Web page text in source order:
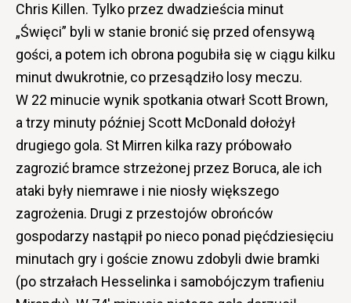
Chris Killen. Tylko przez dwadzieścia minut
„Święci” byli w stanie bronić się przed ofensywą
gości, a potem ich obrona pogubiła się w ciągu kilku
minut dwukrotnie, co przesądziło losy meczu.
W 22 minucie wynik spotkania otwarł Scott Brown,
a trzy minuty później Scott McDonald dołożył
drugiego gola. St Mirren kilka razy próbowało
zagrozić bramce strzeżonej przez Boruca, ale ich
ataki były niemrawe i nie niosły większego
zagrożenia. Drugi z przestojów obrońców
gospodarzy nastąpił po nieco ponad pięćdziesięciu
minutach gry i goście znowu zdobyli dwie bramki
(po strzałach Hesselinka i samobójczym trafieniu